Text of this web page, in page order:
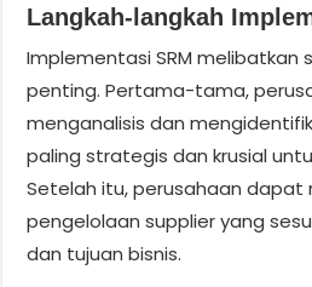
Langkah-langkah
Implementasi SRM melibatkan
penting. Pertama-tama,
menganalisis dan
paling strategis dan krusial
Setelah itu, perusahaan
pengelolaan supplier yang
dan tujuan bisnis.